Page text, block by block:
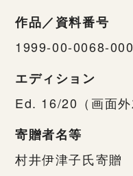
作品／資料番号
1999-00-0068-000
エディション
Ed. 16/20（画面外
寄贈者名等
村井伊津子氏寄贈